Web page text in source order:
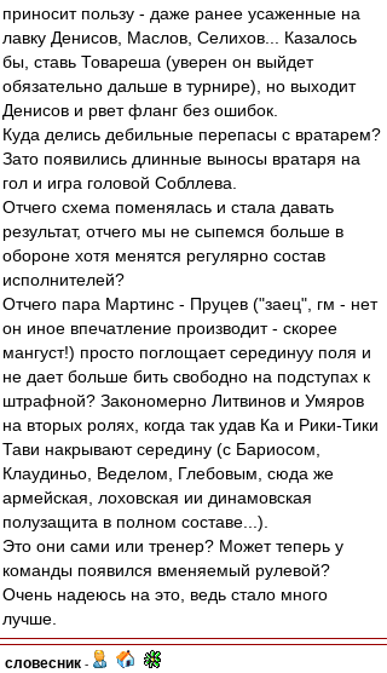
приносит пользу - даже ранее усаженные на
лавку Денисов, Маслов, Селихов... Казалось
бы, ставь Товареша (уверен он выйдет
обязательно дальше в турнире), но выходит
Денисов и рвет фланг без ошибок.
Куда делись дебильные перепасы с вратарем?
Зато появились длинные выносы вратаря на
гол и игра головой Собллева.
Отчего схема поменялась и стала давать
результат, отчего мы не сыпемся больше в
обороне хотя менятся регулярно состав
исполнителей?
Отчего пара Мартинс - Пруцев ("заец", гм - нет
он иное впечатление производит - скорее
мангуст!) просто поглощает серединуу поля и
не дает больше бить свободно на подступах к
штрафной? Закономерно Литвинов и Умяров
на вторых ролях, когда так удав Ка и Рики-Тики
Тави накрывают середину (с Бариосом,
Клаудиньо, Веделом, Глебовым, сюда же
армейская, лоховская ии динамовская
полузащита в полном составе...).
Это они сами или тренер? Может теперь у
команды появился вменяемый рулевой?
Очень надеюсь на это, ведь стало много
лучше.
словесник -